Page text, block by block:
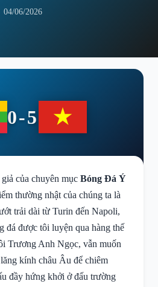
04/06/2026
0-5
của chuyên mục Bóng Đá Ý
thường nhật của chúng ta là
trải dài từ Turin đến Napoli,
đá được tôi luyện qua hàng thế
Trương Anh Ngọc, vẫn muốn
kính châu Âu để chiêm
đầy hứng khởi ở đấu trường